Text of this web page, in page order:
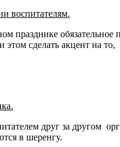
воспитателям.
празднике обязательное
этом сделать акцент на
друг за другом
в шеренгу.